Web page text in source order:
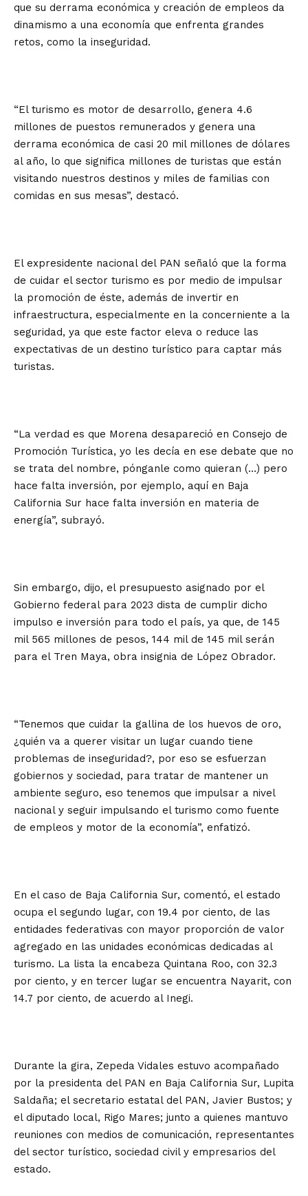
que su derrama económica y creación de empleos da
dinamismo a una economía que enfrenta grandes
retos, como la inseguridad.
“El turismo es motor de desarrollo, genera 4.6
millones de puestos remunerados y genera una
derrama económica de casi 20 mil millones de dólares
al año, lo que significa millones de turistas que están
visitando nuestros destinos y miles de familias con
comidas en sus mesas”, destacó.
El expresidente nacional del PAN señaló que la forma
de cuidar el sector turismo es por medio de impulsar
la promoción de éste, además de invertir en
infraestructura, especialmente en la concerniente a la
seguridad, ya que este factor eleva o reduce las
expectativas de un destino turístico para captar más
turistas.
“La verdad es que Morena desapareció en Consejo de
Promoción Turística, yo les decía en ese debate que no
se trata del nombre, pónganle como quieran (…) pero
hace falta inversión, por ejemplo, aquí en Baja
California Sur hace falta inversión en materia de
energía”, subrayó.
Sin embargo, dijo, el presupuesto asignado por el
Gobierno federal para 2023 dista de cumplir dicho
impulso e inversión para todo el país, ya que, de 145
mil 565 millones de pesos, 144 mil de 145 mil serán
para el Tren Maya, obra insignia de López Obrador.
“Tenemos que cuidar la gallina de los huevos de oro,
¿quién va a querer visitar un lugar cuando tiene
problemas de inseguridad?, por eso se esfuerzan
gobiernos y sociedad, para tratar de mantener un
ambiente seguro, eso tenemos que impulsar a nivel
nacional y seguir impulsando el turismo como fuente
de empleos y motor de la economía”, enfatizó.
En el caso de Baja California Sur, comentó, el estado
ocupa el segundo lugar, con 19.4 por ciento, de las
entidades federativas con mayor proporción de valor
agregado en las unidades económicas dedicadas al
turismo. La lista la encabeza Quintana Roo, con 32.3
por ciento, y en tercer lugar se encuentra Nayarit, con
14.7 por ciento, de acuerdo al Inegi.
Durante la gira, Zepeda Vidales estuvo acompañado
por la presidenta del PAN en Baja California Sur, Lupita
Saldaña; el secretario estatal del PAN, Javier Bustos; y
el diputado local, Rigo Mares; junto a quienes mantuvo
reuniones con medios de comunicación, representantes
del sector turístico, sociedad civil y empresarios del
estado.